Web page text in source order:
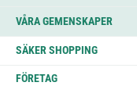
VÅRA GEMENSKAPER
SÄKER SHOPPING
FÖRETAG